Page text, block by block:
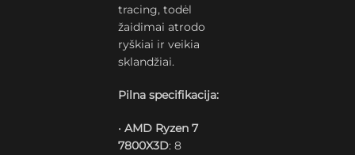
tracing, todėl
žaidimai atrodo
ryškiai ir veikia
sklandžiai.
Pilna specifikacija:
•AMD Ryzen 7
7800X3D: 8